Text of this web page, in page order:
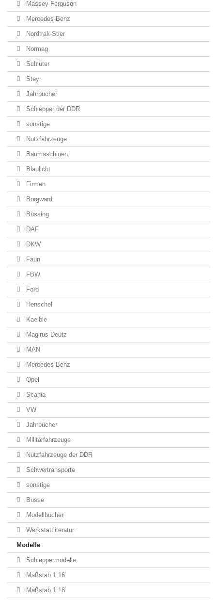
Massey Ferguson
Mercedes-Benz
Nordtrak-Stier
Normag
Schlüter
Steyr
Jahrbücher
Schlepper der DDR
sonstige
Nutzfahrzeuge
Baumaschinen
Blaulicht
Firmen
Borgward
Büssing
DAF
DKW
Faun
FBW
Ford
Henschel
Kaelble
Magirus-Deutz
MAN
Mercedes-Benz
Opel
Scania
VW
Jahrbücher
Militärfahrzeuge
Nutzfahrzeuge der DDR
Schwertransporte
sonstige
Busse
Modellbücher
Werkstattliteratur
Modelle
Schleppermodelle
Maßstab 1:16
Maßstab 1:18